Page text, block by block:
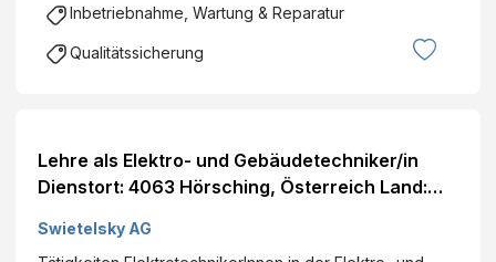
Inbetriebnahme, Wartung & Reparatur
Qualitätssicherung
Lehre als Elektro- und Gebäudetechniker/in
Dienstort: 4063 Hörsching, Österreich Land:
GmbH Eintritt per: ab sofort Details
Swietelsky AG